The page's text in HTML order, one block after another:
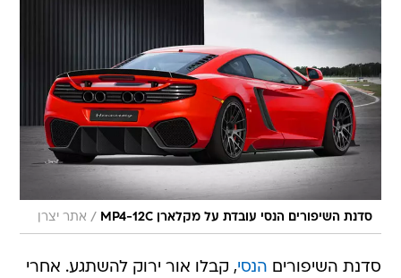
סדנת השיפורים הנסי עובדת על מקלארן MP4-12C / אתר יצרן
סדנת השיפורים הנסי, קבלו אור ירוק להשתגע. אחרי